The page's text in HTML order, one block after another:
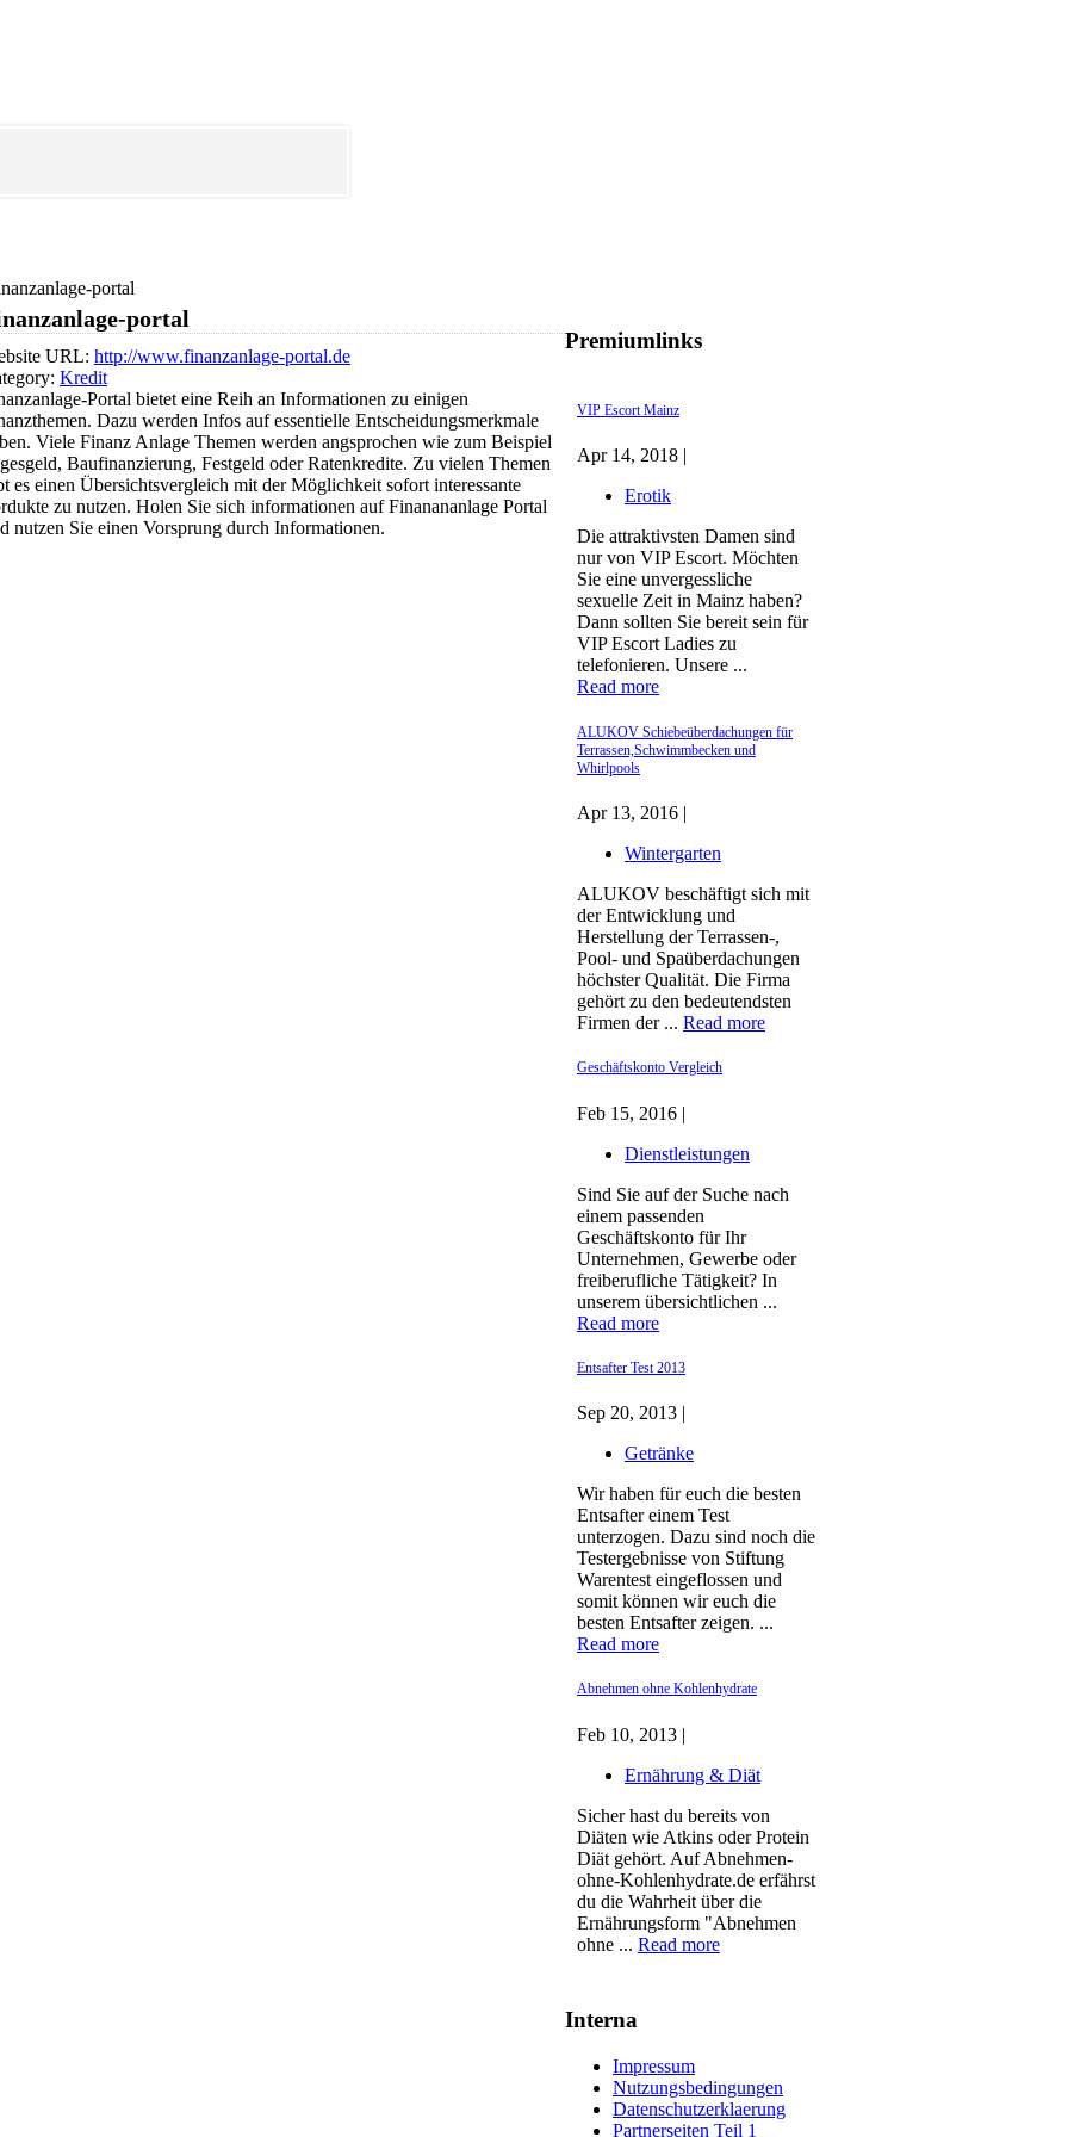
portal
Premiumlinks
VIP Escort Mainz
Apr 14, 2018 |
Erotik
Die attraktivsten Damen sind
nur von VIP Escort. Möchten
Sie eine unvergessliche
sexuelle Zeit in Mainz haben?
Dann sollten Sie bereit sein für
VIP Escort Ladies zu
telefonieren. Unsere ...
Read more
ALUKOV Schiebeüberdachungen für
Terrassen,Schwimmbecken und
Whirlpools
Apr 13, 2016 |
Wintergarten
ALUKOV beschäftigt sich mit
der Entwicklung und
Herstellung der Terrassen-,
Pool- und Spaüberdachungen
höchster Qualität. Die Firma
gehört zu den bedeutendsten
Firmen der ... Read more
Geschäftskonto Vergleich
Feb 15, 2016 |
Dienstleistungen
Sind Sie auf der Suche nach
einem passenden
Geschäftskonto für Ihr
Unternehmen, Gewerbe oder
freiberufliche Tätigkeit? In
unserem übersichtlichen ...
Read more
Entsafter Test 2013
Sep 20, 2013 |
Getränke
Wir haben für euch die besten
Entsafter einem Test
unterzogen. Dazu sind noch die
Testergebnisse von Stiftung
Warentest eingeflossen und
somit können wir euch die
besten Entsafter zeigen. ...
Read more
Abnehmen ohne Kohlenhydrate
Feb 10, 2013 |
Ernährung & Diät
Sicher hast du bereits von
Diäten wie Atkins oder Protein
Diät gehört. Auf Abnehmen-
ohne-Kohlenhydrate.de erfährst
du die Wahrheit über die
Ernährungsform "Abnehmen
ohne ... Read more
Interna
Impressum
Nutzungsbedingungen
Datenschutzerklaerung
Partnerseiten Teil 1
portal
URL: http://www.finanzanlage-portal.de
Kredit
Portal bietet eine Reih an Informationen zu einigen
Dazu werden Infos auf essentielle Entscheidungsmerkmale
Viele Finanz Anlage Themen werden angsprochen wie zum Beispiel
Baufinanzierung, Festgeld oder Ratenkredite. Zu vielen Themen
es einen Übersichtsvergleich mit der Möglichkeit sofort interessante
zu nutzen. Holen Sie sich informationen auf Finanananlage Portal
nutzen Sie einen Vorsprung durch Informationen.